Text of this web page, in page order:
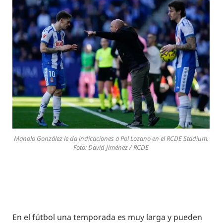
Manolo González le da indicaciones a Pol Lozano en el RCDE Stadium.
Foto: David Jiménez / RCDE
En el fútbol una temporada es muy larga y pueden